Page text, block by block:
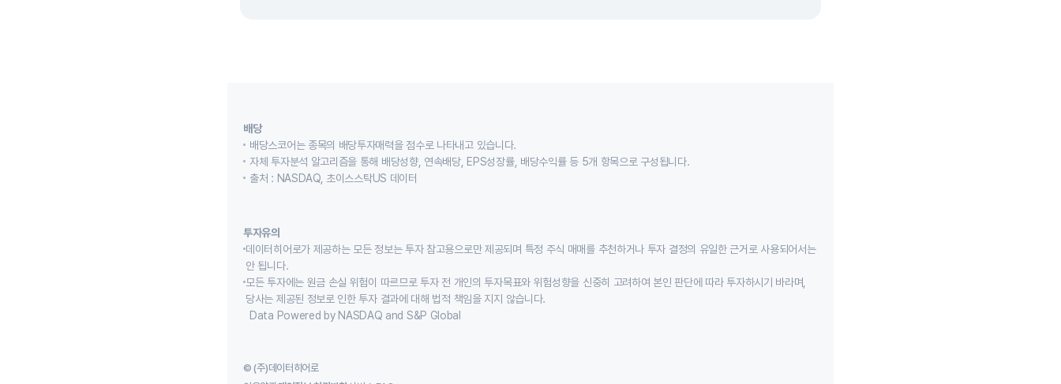
배당
배당스코어는 종목의 배당투자매력을 점수로 나타내고 있습니다.
자체 투자분석 알고리즘을 통해 배당성향, 연속배당, EPS성장률, 배당수익률 등 5개 항목으로 구성됩니다.
출처 : NASDAQ, 초이스스탁US 데이터
투자유의
데이터히어로가 제공하는 모든 정보는 투자 참고용으로만 제공되며 특정 주식 매매를 추천하거나 투자 결정의 유일한 근거로 사용되어서는
안 됩니다.
모든 투자에는 원금 손실 위험이 따르므로 투자 전 개인의 투자목표와 위험성향을 신중히 고려하여 본인 판단에 따라 투자하시기 바라며,
당사는 제공된 정보로 인한 투자 결과에 대해 법적 책임을 지지 않습니다.
Data Powered by NASDAQ and S&P Global
© (주)데이터히어로